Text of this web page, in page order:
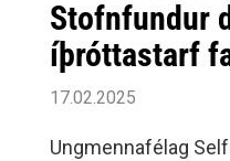
Stofnfundur
íþróttastarf
17.02.2025
Ungmennafélag